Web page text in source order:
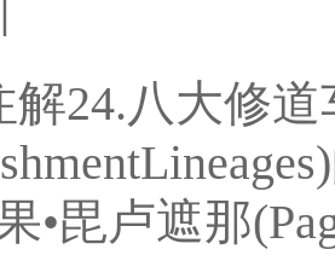
解24.八大修
•毘卢遮那